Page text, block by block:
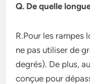
Q. De quelle
R.Pour les rampes
ne pas utiliser de
degrés). De plus,
conçue pour